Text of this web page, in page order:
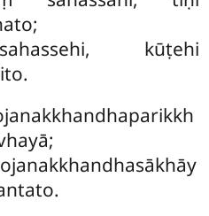
kūṭehi